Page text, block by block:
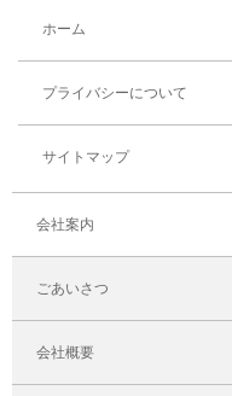
ホーム
プライバシーについて
サイトマップ
会社案内
ごあいさつ
会社概要